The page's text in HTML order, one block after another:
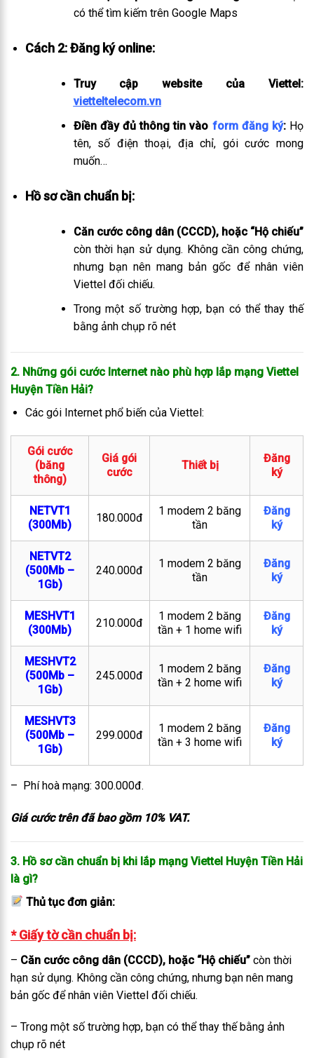
có thể tìm kiếm trên Google Maps
Cách 2: Đăng ký online:
Truy cập website của Viettel:
vietteltelecom.vn
Điền đầy đủ thông tin vào form đăng ký:Họ
tên, số điện thoại, địa chỉ, gói cước mong
muốn…
Hồ sơ cần chuẩn bị:
Căn cước công dân (CCCD), hoặc “Hộ chiếu”
còn thời hạn sử dụng. Không cần công chứng,
nhưng bạn nên mang bản gốc để nhân viên
Viettel đối chiếu.
Trong một số trường hợp, bạn có thể thay thế
bằng ảnh chụp rõ nét
2. Những gói cước Internet nào phù hợp lắp mạng Viettel
Huyện Tiền Hải?
Các gói Internet phổ biến của Viettel:
Gói cước
(băng
thông)
Giá gói
cước
Thiết bị
Đăng
ký
NETVT1
(300Mb)
180.000đ
1 modem 2 băng
tần
Đăng
ký
NETVT2
(500Mb –
1Gb)
240.000đ
1 modem 2 băng
tần
Đăng
ký
MESHVT1
(300Mb)
210.000đ
1 modem 2 băng
tần + 1 home wifi
Đăng
ký
MESHVT2
(500Mb –
1Gb)
245.000đ
1 modem 2 băng
tần + 2 home wifi
Đăng
ký
MESHVT3
(500Mb –
1Gb)
299.000đ
1 modem 2 băng
tần + 3 home wifi
Đăng
ký
– Phí hoà mạng: 300.000đ.
Giá cước trên đã bao gồm 10% VAT.
3. Hồ sơ cần chuẩn bị khi lắp mạng Viettel Huyện Tiền Hải
là gì?
Thủ tục đơn giản:
* Giấy tờ cần chuẩn bị:
– Căn cước công dân (CCCD), hoặc “Hộ chiếu” còn thời
hạn sử dụng. Không cần công chứng, nhưng bạn nên mang
bản gốc để nhân viên Viettel đối chiếu.
– Trong một số trường hợp, bạn có thể thay thế bằng ảnh
chụp rõ nét